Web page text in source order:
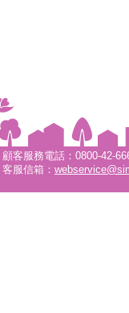
顧客服務電話：0800-42-
客服信箱：